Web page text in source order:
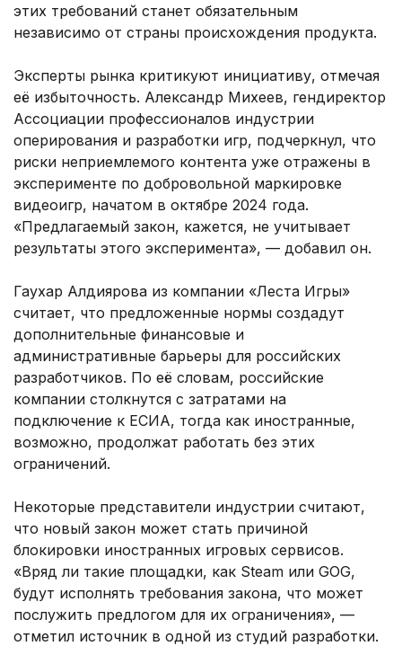
этих требований станет обязательным
независимо от страны происхождения продукта.
Эксперты рынка критикуют инициативу, отмечая
её избыточность. Александр Михеев, гендиректор
Ассоциации профессионалов индустрии
оперирования и разработки игр, подчеркнул, что
риски неприемлемого контента уже отражены в
эксперименте по добровольной маркировке
видеоигр, начатом в октябре 2024 года.
«Предлагаемый закон, кажется, не учитывает
результаты этого эксперимента», — добавил он.
Гаухар Алдиярова из компании «Леста Игры»
считает, что предложенные нормы создадут
дополнительные финансовые и
административные барьеры для российских
разработчиков. По её словам, российские
компании столкнутся с затратами на
подключение к ЕСИА, тогда как иностранные,
возможно, продолжат работать без этих
ограничений.
Некоторые представители индустрии считают,
что новый закон может стать причиной
блокировки иностранных игровых сервисов.
«Вряд ли такие площадки, как Steam или GOG,
будут исполнять требования закона, что может
послужить предлогом для их ограничения», —
отметил источник в одной из студий разработки.